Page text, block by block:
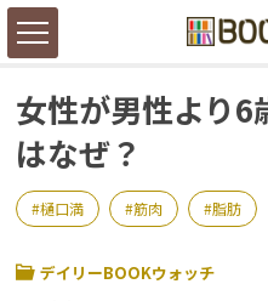
女性が男性より6
はなぜ？
樋口満 筋肉 脂肪
デイリーBOOKウォッチ